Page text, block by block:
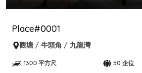
Place#0001
觀塘 / 牛頭角 / 九龍灣
1300 平方尺 50 企位